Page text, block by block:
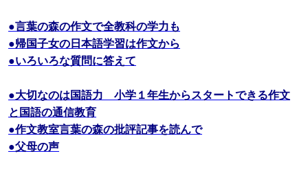
●言葉の森の作文で全教科の学力も
●帰国子女の日本語学習は作文から
●いろいろな質問に答えて
●大切なのは国語力 小学１年生からスタートできる作文
と国語の通信教育
●作文教室言葉の森の批評記事を読んで
●父母の声